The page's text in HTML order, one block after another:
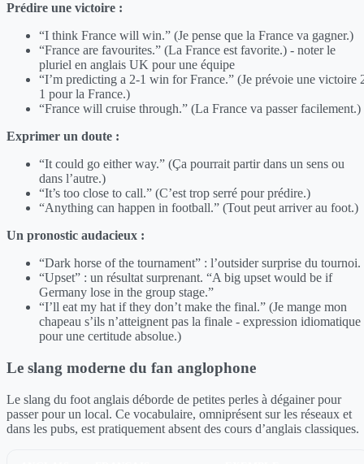
Prédire une victoire :
“I think France will win.” (Je pense que la France va gagner.)
“France are favourites.” (La France est favorite.) - noter le
pluriel en anglais UK pour une équipe
“I’m predicting a 2-1 win for France.” (Je prévoie une victoire
1 pour la France.)
“France will cruise through.” (La France va passer facilement.)
Exprimer un doute :
“It could go either way.” (Ça pourrait partir dans un sens ou
dans l’autre.)
“It’s too close to call.” (C’est trop serré pour prédire.)
“Anything can happen in football.” (Tout peut arriver au foot.)
Un pronostic audacieux :
“Dark horse of the tournament” : l’outsider surprise du tournoi.
“Upset” : un résultat surprenant. “A big upset would be if
Germany lose in the group stage.”
“I’ll eat my hat if they don’t make the final.” (Je mange mon
chapeau s’ils n’atteignent pas la finale - expression idiomatique
pour une certitude absolue.)
Le slang moderne du fan anglophone
Le slang du foot anglais déborde de petites perles à dégainer pour
passer pour un local. Ce vocabulaire, omniprésent sur les réseaux et
dans les pubs, est pratiquement absent des cours d’anglais classiques.